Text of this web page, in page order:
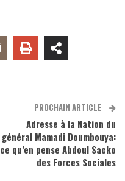
PROCHAIN ARTICLE
Adresse à la Nation du
général Mamadi Doumbouya:
ce qu’en pense Abdoul Sacko
des Forces Sociales